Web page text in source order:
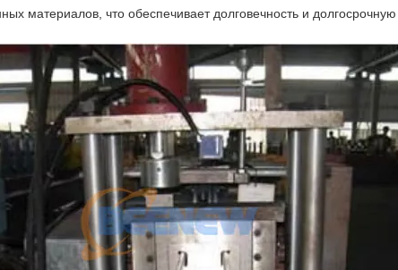
материалов, что обеспечивает долговечность и